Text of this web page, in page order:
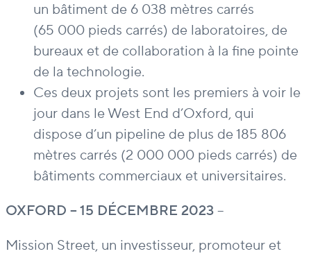
un bâtiment de 6 038 mètres carrés
(65 000 pieds carrés) de laboratoires, de
bureaux et de collaboration à la fine pointe
de la technologie.
Ces deux projets sont les premiers à voir le
jour dans le West End d’Oxford, qui
dispose d’un pipeline de plus de 185 806
mètres carrés (2 000 000 pieds carrés) de
bâtiments commerciaux et universitaires.
OXFORD – 15 DÉCEMBRE 2023–
Mission Street, un investisseur, promoteur et